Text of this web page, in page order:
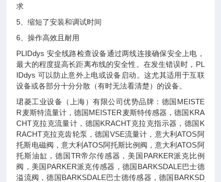
求
5、缩短了安装和调试时间
6、操作高效且耐用
PLIDdys 安全线路检查设备通过两线连接确保安全上电，
最大的程度提高长距离布线的安全性。在发生错误时，PL
IDdys 可以防止意外上电或设备启动。这尤其适用于互联
设备或各部分十分分散（有时无法看清楚）的设备。
珺菱工业设备（上海）有限公司优势品牌：德国MEISTE
R麦斯特流量计，德国MEISTER麦斯特传感器，德国KRA
CHT克拉克流量计，德国KRACHT克拉克指示器，德国K
RACHT克拉克齿轮泵，德国VSE流量计，意大利ATOS阿
托斯电磁阀，意大利ATOS阿托斯比例阀，意大利ATOS阿
托斯油缸，德国TR帝尔传感器，美国PARKER派克比例
阀，美国PARKER派克传感器，德国BARKSDALE巴士德
溢流阀，德国BARKSDALE巴士德传感器，德国BARKSD